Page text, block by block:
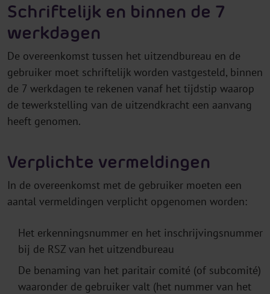
Schriftelijk en binnen de 7
werkdagen
De overeenkomst tussen het uitzendbureau en de
gebruiker moet schriftelijk worden vastgesteld, binnen
de 7 werkdagen te rekenen vanaf het tijdstip waarop
de tewerkstelling van de uitzendkracht een aanvang
heeft genomen.
Verplichte vermeldingen
In de overeenkomst met de gebruiker moeten een
aantal vermeldingen verplicht opgenomen worden:
Het erkenningsnummer en het inschrijvingsnummer
bij de RSZ van het uitzendbureau
De benaming van het paritair comité (of subcomité)
waaronder de gebruiker valt (het nummer van het